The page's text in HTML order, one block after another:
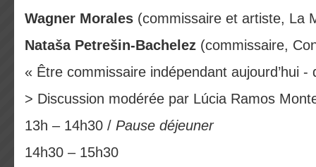
Wagner Morales (commissaire et artiste, La
Nataša Petrešin-Bachelez (commissaire,
« Être commissaire indépendant aujourd’hui
> Discussion modérée par Lúcia Ramos
13h – 14h30 / Pause déjeuner
14h30 – 15h30